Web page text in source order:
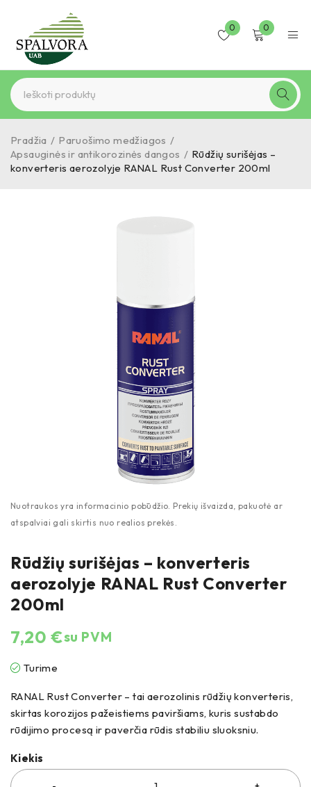
0 0
Pradžia / Paruošimo medžiagos /
Apsauginės ir antikorozinės dangos / Rūdžių surišėjas –
konverteris aerozolyje RANAL Rust Converter 200ml
Rūdžių surišėjas – konverteris
aerozolyje RANAL Rust Converter
200ml
7,20 €su PVM
Turime
RANAL Rust Converter – tai aerozolinis rūdžių konverteris,
skirtas korozijos pažeistiems paviršiams, kuris sustabdo
rūdijimo procesą ir paverčia rūdis stabiliu sluoksniu.
Kiekis